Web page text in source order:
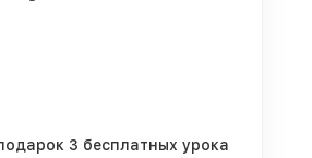
3 бесплатных урока